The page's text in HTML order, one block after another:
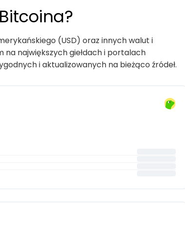
(USD) oraz innych walut i
największych giełdach i portalach
i aktualizowanych na bieżąco źródeł.